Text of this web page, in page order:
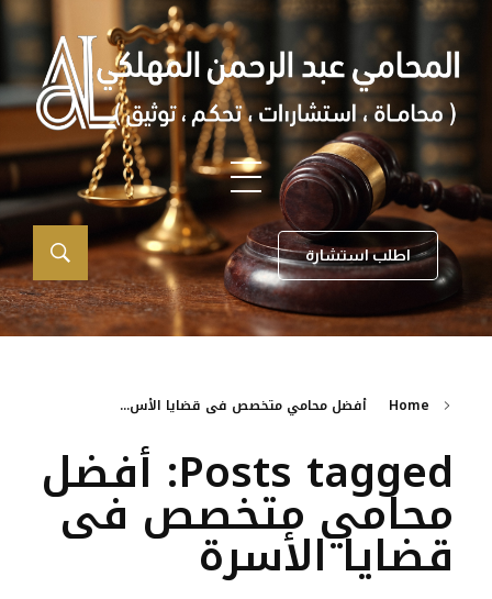
اطلب استشارة
Home أفضل محامي متخصص فى قضايا الأس...
Posts tagged: أفضل
محامي متخصص فى
قضايا الأسرة